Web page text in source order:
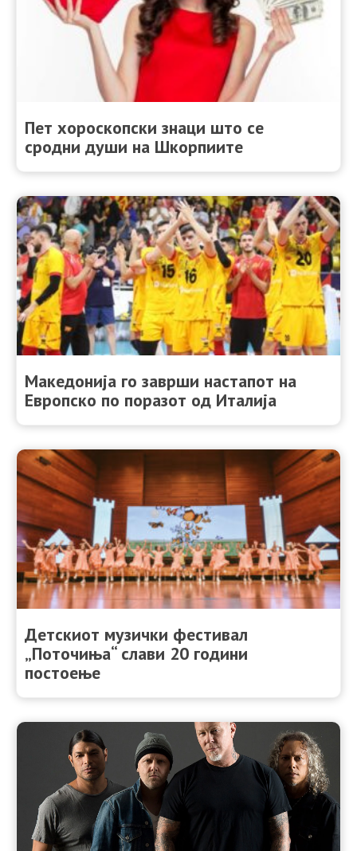
Пет хороскопски знаци што се
сродни души на Шкорпиите
Македонија го заврши настапот на
Европско по поразот од Италија
Детскиот музички фестивал
„Поточиња“ слави 20 години
постоење